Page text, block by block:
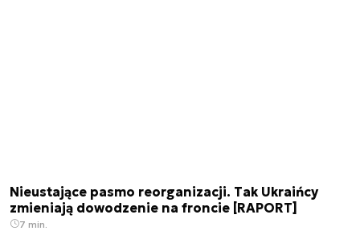
Nieustające pasmo reorganizacji. Tak Ukraińcy
zmieniają dowodzenie na froncie [RAPORT]
7 min.